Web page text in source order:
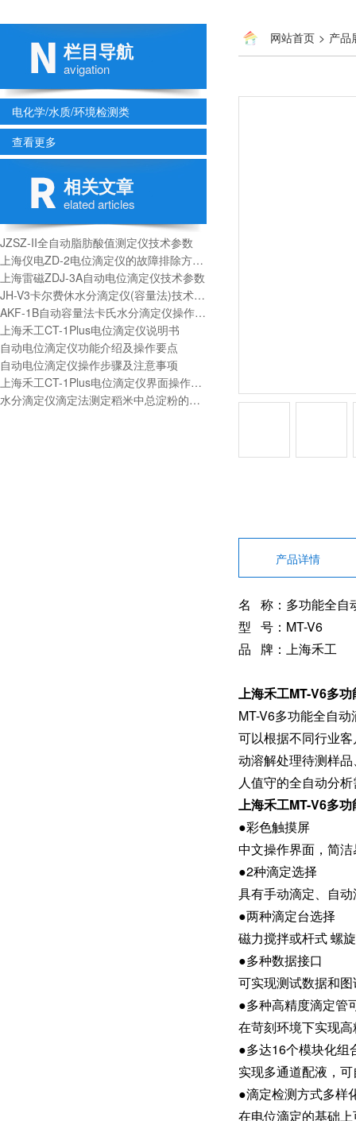
栏目导航
avigation
电化学/水质/环境检测类
查看更多
相关文章
elated articles
JZSZ-II全自动脂肪酸值测定仪技术参数
上海仪电ZD-2电位滴定仪的故障排除方面的问题
上海雷磁ZDJ-3A自动电位滴定仪技术参数
JH-V3卡尔费休水分滴定仪(容量法)技术指标
AKF-1B自动容量法卡氏水分滴定仪操作操作手册
上海禾工CT-1Plus电位滴定仪说明书
自动电位滴定仪功能介绍及操作要点
自动电位滴定仪操作步骤及注意事项
上海禾工CT-1Plus电位滴定仪界面操作说明
水分滴定仪滴定法测定稻米中总淀粉的分析步骤
网站首页 > 产品
产品详情
名 称：多功能全自
型 号：MT-V6
品 牌：上海禾工
上海禾工MT-V6多
MT-V6多功能全自
可以根据不同行业
动溶解处理待测样
人值守的全自动分
上海禾工MT-V6多
●彩色触摸屏
中文操作界面，简
●2种滴定选择
具有手动滴定、自
●两种滴定台选择
磁力搅拌或杆式 螺
●多种数据接口
可实现测试数据和
●多种高精度滴定管
在苛刻环境下实现
●多达16个模块化组
实现多通道配液，
●滴定检测方式多样
在电位滴定的基础